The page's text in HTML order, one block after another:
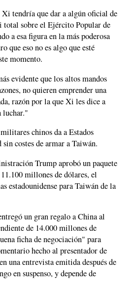
tendría que dar a algún oficial de
total sobre el Ejército Popular de
a esa figura en la más poderosa
que eso no es algo que esté
momento.
evidente que los altos mandos
no quieren emprender una
razón por la que Xi les dice a
luchar."
chinos da a Estados
costes de armar a Taiwán.
Trump aprobó un paquete
millones de dólares, el
estadounidense para Taiwán de la
un gran regalo a China al
de 14.000 millones de
ficha de negociación" para
hecho al presentador de
una entrevista emitida después de
en suspenso, y depende de